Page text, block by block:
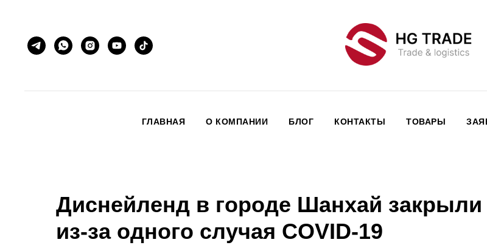
ГЛАВНАЯ О КОМПАНИИ БЛОГ КОНТАКТЫ ТОВАРЫ
Диснейленд в городе Шанхай закрыли
из-за одного случая COVID-19